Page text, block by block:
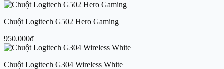
Chuột Logitech G502 Hero Gaming
950.000₫
Chuột Logitech G304 Wireless White